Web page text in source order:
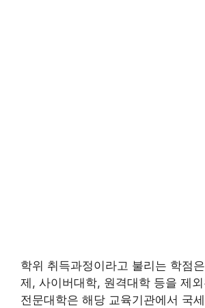
학위 취득과정이라고 불리는 학점
제, 사이버대학, 원격대학 등을 제
전문대학은 해당 교육기관에서 국